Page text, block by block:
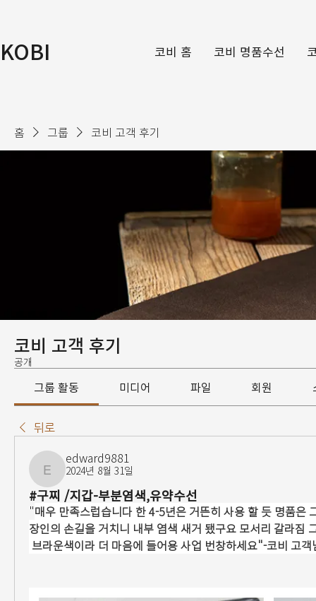
KOBI 코비 홈 코비 명품수선
홈 그룹 코비 고객 후기
코비 고객 후기
공개
그룹 활동 미디어 파일 회원
뒤로
edward9881
edward9881
2024년 8월 31일
#구찌 /지갑-부분염색,유약수선
"매우 만족스럽습니다 한 4-5년은 거뜬히 사용 할 듯 명품은
장인의 손길을 거치니 내부 염색 새거 됐구요 모서리 갈라짐
브라운색이라 더 마음에 들어용 사업 번창하세요"-코비 고객